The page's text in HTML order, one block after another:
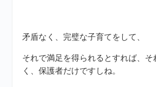
矛盾なく、完璧な子育てをして、
それで満足を得られるとすれば、
く、保護者だけですしね。